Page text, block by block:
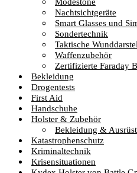
Nachtsichtgeräte
Smart Glasses und
Sondertechnik
Taktische
Waffenzubehör
Zertifizierte Faraday
Bekleidung
Drogentests
First Aid
Handschuhe
Holster & Zubehör
Bekleidung &
Katastrophenschutz
Kriminaltechnik
Krisensituationen